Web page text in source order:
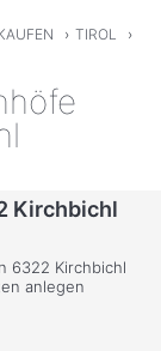
› TIROL
›
Kirchbichl
6322 Kirchbichl
anlegen